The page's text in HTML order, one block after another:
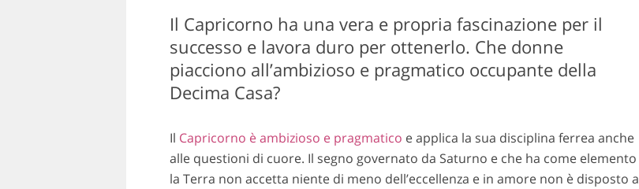
Il Capricorno ha una vera e propria fascinazione per il
successo e lavora duro per ottenerlo. Che donne
piacciono all’ambizioso e pragmatico occupante della
Decima Casa?
Il Capricorno è ambizioso e pragmatico e applica la sua disciplina ferrea anche
alle questioni di cuore. Il segno governato da Saturno e che ha come elemento
la Terra non accetta niente di meno dell’eccellenza e in amore non è disposto a